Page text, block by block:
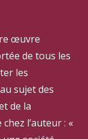
œuvre
de tous les
les
sujet des
de la
l’auteur : «